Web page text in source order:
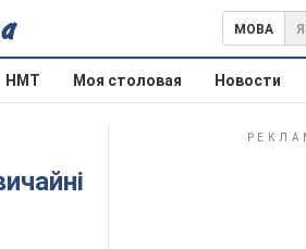
МОВА
НМТ Моя столовая Новости